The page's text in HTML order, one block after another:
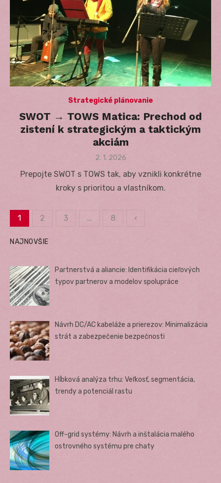
Strategické plánovanie
SWOT → TOWS Matica: Prechod od
zistení k strategickým a taktickým
akciám
Posted
2. 1. 2026
Prepojte SWOT s TOWS tak, aby vznikli konkrétne
kroky s prioritou a vlastníkom.
Stránkovanie
príspevkov
1 2 3 … 8 ‹
NAJNOVŠIE
Partnerstvá a aliancie: Identifikácia cieľových
typov partnerov a modelov spolupráce
Návrh DC/AC kabeláže a prierezov: Minimalizácia
strát a zabezpečenie bezpečnosti
Hĺbková analýza trhu: Veľkosť, segmentácia,
trendy a potenciál rastu
Off-grid systémy: Návrh a inštalácia malého
ostrovného systému pre chaty